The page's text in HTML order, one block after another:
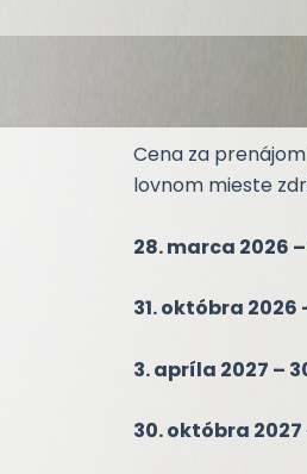
Cena za
lovnom mieste
28. marca 2026
31. októbra
3. apríla 2027 –
30. októbra